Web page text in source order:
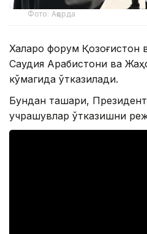
Фото: Ақорда
Халқаро форум
Саудия Арабистони ва
кўмагида ўтказилади.
Бундан ташқари,
учрашувлар ўтказишни